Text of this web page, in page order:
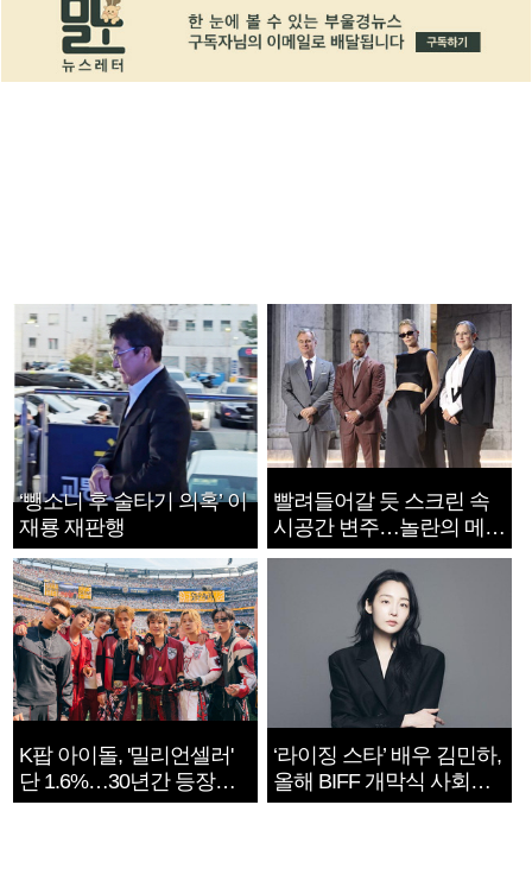
‘뺑소니 후 술타기 의혹’ 이
재룡 재판행
빨려들어갈 듯 스크린 속
시공간 변주…놀란의 메시
지는 ‘전쟁 속죄’
K팝 아이돌, '밀리언셀러'
단 1.6%…30년간 등장
1182개팀 전수조사
‘라이징 스타’ 배우 김민하,
올해 BIFF 개막식 사회자
확정